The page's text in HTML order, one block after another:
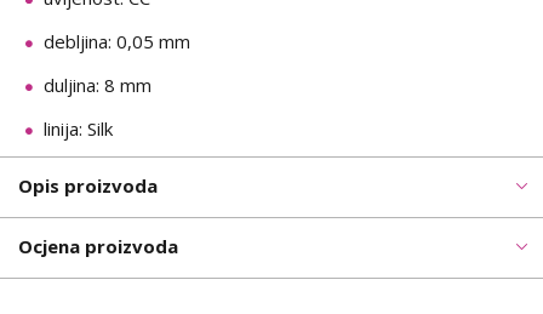
debljina: 0,05 mm
duljina: 8 mm
linija: Silk
Opis proizvoda
Ocjena proizvoda